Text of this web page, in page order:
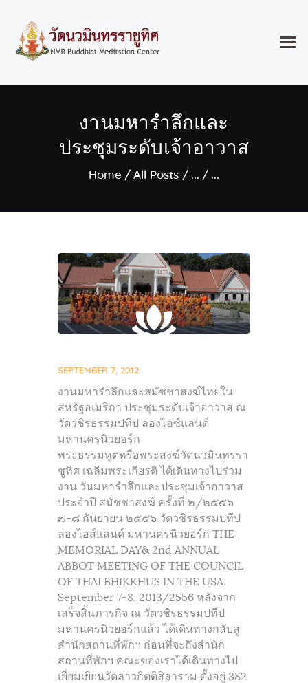
งานมหารำลึกและ
ประชุมระดับเจ้าอาวาส
Home All Posts ... ...
Classes & Events
About the Temple
Meditation Classes
Contact
SEPTEMBER 7, 2012
งานมหารำลึกและสมัชชาสงฆ์ไทยใน
สหรัฐอเมริกา ประชุมระดับเจ้าอาวาส ณ
วัดวชิรธรรมปทีป ลองไอซ์แลนด์
มหานครนิวยอร์ก
พระธรรมทูตหรือพระสงฆ์วัดนวมินทรรา
ชูทิศ เฉลิมพระเกียรติ ได้เดินทางไปร่วม
งาน วันมหารำลึกและประชุมเจ้าอาวาส
ประจำปี สมัชชาสงฆ์ ครั้งที่ ๒/๒๕๕๖
๗-๘ กันยายน ๒๕๕๖ วัดวชิรธรรมปทีป
ลองไอส์แลนด์ มหานครนิวยอร์ก THE
MEMORIAL DAY& 2nd ANNUAL
ABBOT MEETING OF THE COUNCIL
OF THAI BHIKKHUS IN THE USA.
September 7-8, 2013/2556 หลังจาก
เสร็จสิ้นภารกิจ ณ วัดวชิรธรรมปทีป
มหานครนิวยอร์กแล้ว ได้เดินทางกลับสู่
สำนักสถานที่พักฯ ก่อนที่จะถึงสำนัก
สถานที่พักฯ คณะของเราได้เดินทางไป
เยี่ยมเยียนวัดลาวกิตติสิลาราม ตั้งอยู่ 382